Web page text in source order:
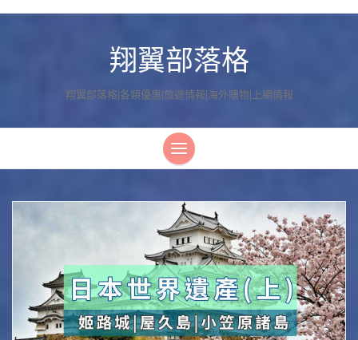
翔翼部落格
翔翼部落格|各類優惠|旅遊情報|海外購物|上網情報